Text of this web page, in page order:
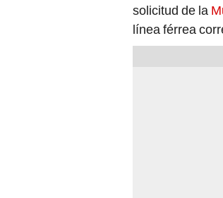
solicitud de la
línea férrea